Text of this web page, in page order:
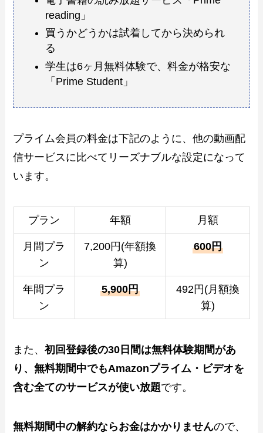
reading」
買うかどうかは試着してから決められ
る
学生は6ヶ月無料体験で、料金が格安な
「Prime Student」
プライム会員の料金は下記のように、他の動画配
信サービスに比べてリーズナブルな設定になって
います。
プラン 年額 月額
月間プラ
ン
7,200円(年額換
算)
600円
年間プラ
ン
5,900円
492円(月額換
算)
また、初回登録後の30日間は無料体験期間があ
り、無料期間中でもAmazonプライム・ビデオを
含む全てのサービスが使い放題です。
無料期間中の解約ならお金はかかりませんので、